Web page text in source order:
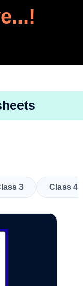
3 Class 4